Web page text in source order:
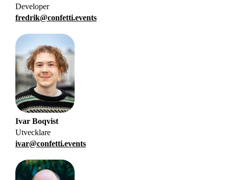
Developer
fredrik@confetti.events
Ivar Boqvist
Utvecklare
ivar@confetti.events